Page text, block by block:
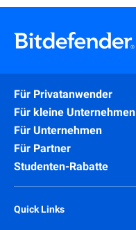
Für Privatanwender
Für kleine Unternehmen
Für Unternehmen
Für Partner
Studenten-Rabatte
Quick Links